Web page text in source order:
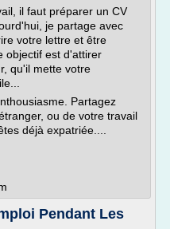
il faut préparer un CV
je partage avec
votre lettre et être
objectif est d'attirer
qu'il mette votre
Partagez
ou de votre travail
déjà expatriée....
Pendant Les